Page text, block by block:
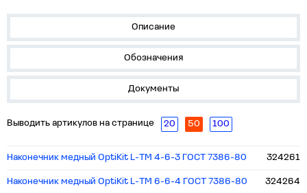
Описание
Обозначения
Документы
Выводить артикулов на странице 20 50 100
Наконечник медный OptiKit L-ТМ 4-6-3 ГОСТ 7386-80 324261
Наконечник медный OptiKit L-ТМ 6-6-4 ГОСТ 7386-80 324264